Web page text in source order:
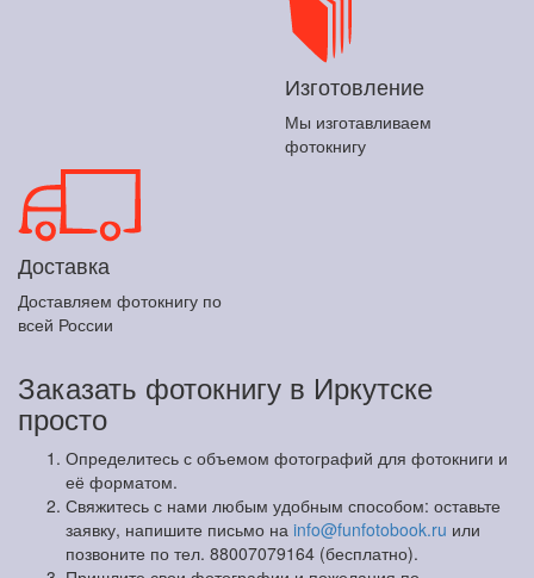
Изготовление
Мы изготавливаем
фотокнигу
Доставка
Доставляем фотокнигу по
всей России
Заказать фотокнигу в Иркутске
просто
Определитесь с объемом фотографий для фотокниги и
её форматом.
Свяжитесь с нами любым удобным способом: оставьте
заявку, напишите письмо на info@funfotobook.ru или
позвоните по тел. 88007079164 (бесплатно).